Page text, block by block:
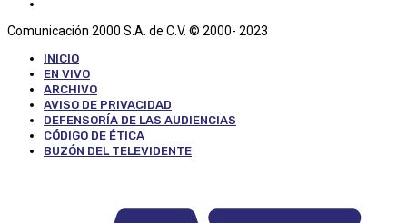
Comunicación 2000 S.A. de C.V. © 2000- 2023
INICIO
EN VIVO
ARCHIVO
AVISO DE PRIVACIDAD
DEFENSORÍA DE LAS AUDIENCIAS
CÓDIGO DE ÉTICA
BUZÓN DEL TELEVIDENTE